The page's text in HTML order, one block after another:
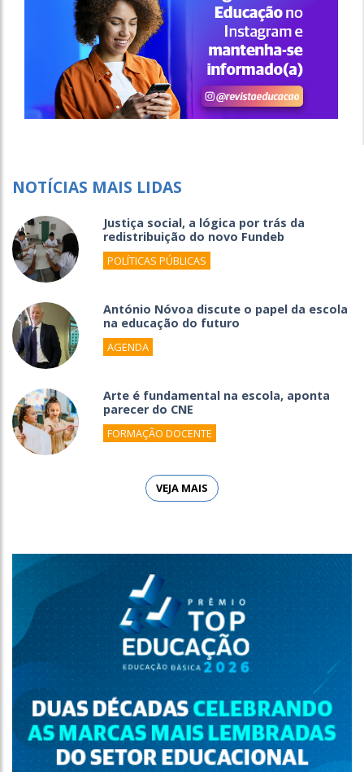
NOTÍCIAS MAIS LIDAS
Justiça social, a lógica por trás da
redistribuição do novo Fundeb
POLÍTICAS PÚBLICAS
António Nóvoa discute o papel da escola
na educação do futuro
AGENDA
Arte é fundamental na escola, aponta
parecer do CNE
FORMAÇÃO DOCENTE
VEJA MAIS